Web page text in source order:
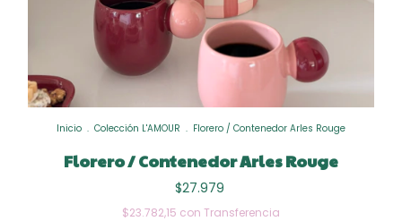
Inicio . Colección L'AMOUR . Florero / Contenedor Arles Rouge
Florero / Contenedor Arles Rouge
$27.979
$23.782,15 con Transferencia